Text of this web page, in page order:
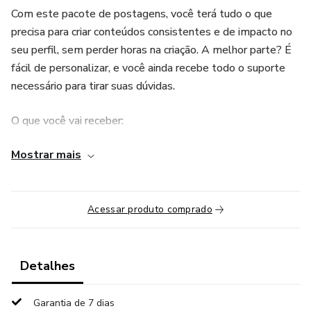
Com este pacote de postagens, você terá tudo o que
precisa para criar conteúdos consistentes e de impacto no
seu perfil, sem perder horas na criação. A melhor parte? É
fácil de personalizar, e você ainda recebe todo o suporte
necessário para tirar suas dúvidas.
O que você vai receber:
✅ 45 Reels Prontos e Estratégicos: Vídeos editáveis que
profissionalismo. Perfeitos para quem busca construir
autoridade sem complicação.
educam e aproximam as famílias e pacientes do seu
trabalho de forma leve e autêntica.
Mostrar mais
Acessar produto comprado
Detalhes
Garantia de 7 dias